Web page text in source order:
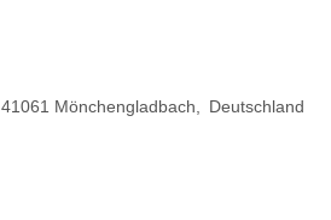
41061 Mönchengladbach
Deutschland